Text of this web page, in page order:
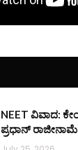
NEET ವಿವಾದ:
ಪ್ರಧಾನ್ ರಾಜೀನಾಮೆ